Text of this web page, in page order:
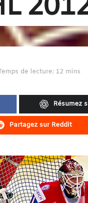
de lecture: 12 mins
Résumez
Partagez sur Reddit